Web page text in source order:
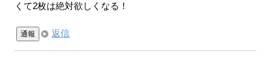
くて2枚は絶対欲しくなる！
通報 返信